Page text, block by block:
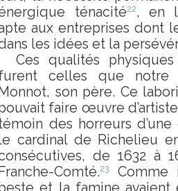
ténacité22, en
aux entreprises dont
les idées et la
Ces qualités
celles que notre
Monnot, son père. Ce
faire œuvre
des horreurs
cardinal de Richelieu
de 1632 à
Franche-Comté.23
Comme